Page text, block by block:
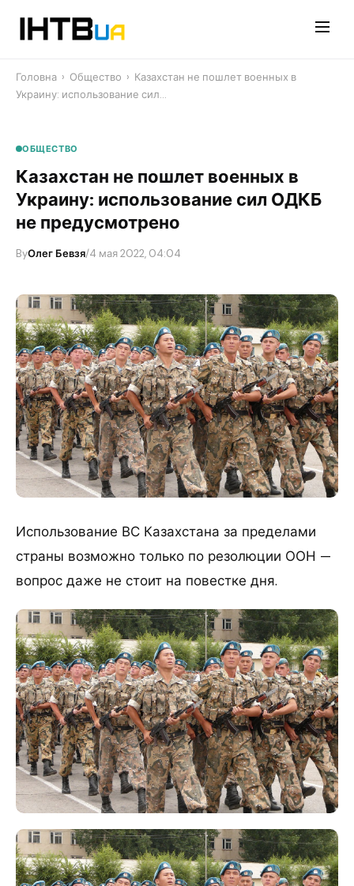
Головна › Общество › Казахстан не пошлет военных в
Украину: использование сил…
ОБЩЕСТВО
Казахстан не пошлет военных в
Украину: использование сил ОДКБ
не предусмотрено
ByОлег Бевзя/4 мая 2022, 04:04
Использование ВС Казахстана за пределами
страны возможно только по резолюции ООН —
вопрос даже не стоит на повестке дня.